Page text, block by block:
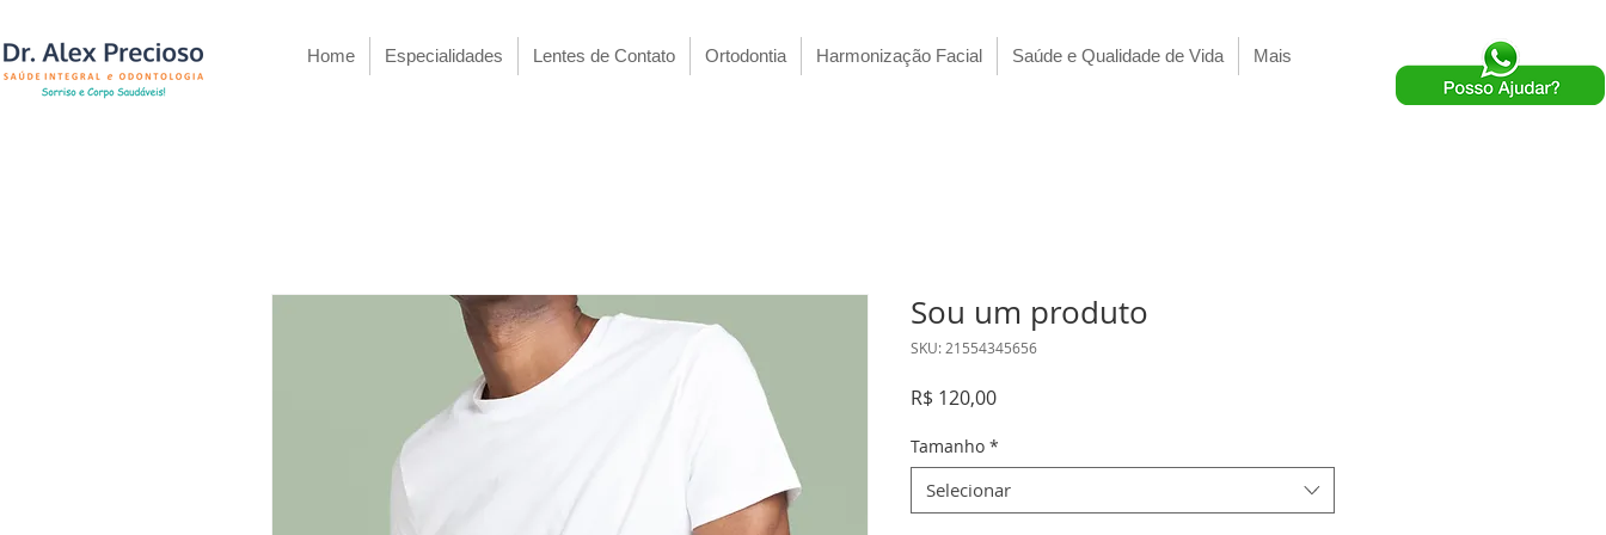
Home Especialidades Lentes de Contato Ortodontia Harmonização Facial Saúde e Qualidade de Vida Mais
Sou um produto
SKU: 21554345656
R$ 120,00Preço
Tamanho *
Selecionar